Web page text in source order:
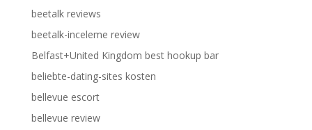
beetalk reviews
beetalk-inceleme review
Belfast+United Kingdom best hookup bar
beliebte-dating-sites kosten
bellevue escort
bellevue review